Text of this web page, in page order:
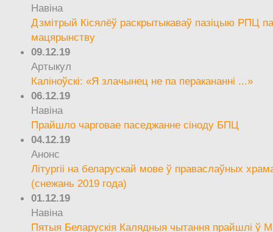
Навіна
Дзмітрый Кісялёў раскрытыкаваў пазіцыю РПЦ
мацярынству
09.12.19
Артыкул
Каліноўскі: «Я злачынец не па перакананні ...»
06.12.19
Навіна
Прайшло чарговае паседжанне сіноду БПЦ
04.12.19
Анонс
Літургіі на беларускай мове ў праваслаўных
(снежань 2019 года)
01.12.19
Навіна
Пятыя Беларускія Калядныя чытання прайшлі ў